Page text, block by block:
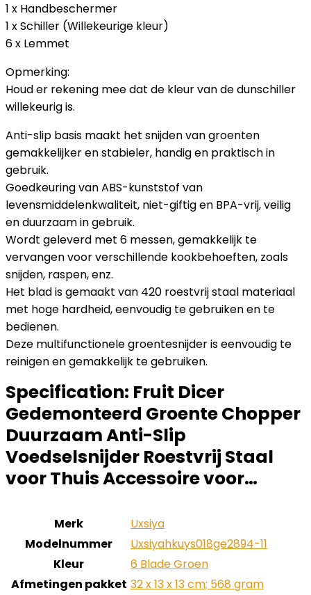
1 x Handbeschermer
1 x Schiller (Willekeurige kleur)
6 x Lemmet
Opmerking:
Houd er rekening mee dat de kleur van de dunschiller
willekeurig is.
Anti-slip basis maakt het snijden van groenten
gemakkelijker en stabieler, handig en praktisch in
gebruik.
Goedkeuring van ABS-kunststof van
levensmiddelenkwaliteit, niet-giftig en BPA-vrij, veilig
en duurzaam in gebruik.
Wordt geleverd met 6 messen, gemakkelijk te
vervangen voor verschillende kookbehoeften, zoals
snijden, raspen, enz.
Het blad is gemaakt van 420 roestvrij staal materiaal
met hoge hardheid, eenvoudig te gebruiken en te
bedienen.
Deze multifunctionele groentesnijder is eenvoudig te
reinigen en gemakkelijk te gebruiken.
Specification: Fruit Dicer
Gedemonteerd Groente Chopper
Duurzaam Anti-Slip
Voedselsnijder Roestvrij Staal
voor Thuis Accessoire voor…
Merk
‎Uxsiya
Modelnummer
‎Uxsiyahkuys018ge2894-11
Kleur
‎6 Blade Groen
Afmetingen pakket ‎32 x 13 x 13 cm; 568 gram